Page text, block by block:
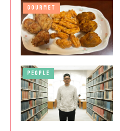
GOURMET
PEOPLE